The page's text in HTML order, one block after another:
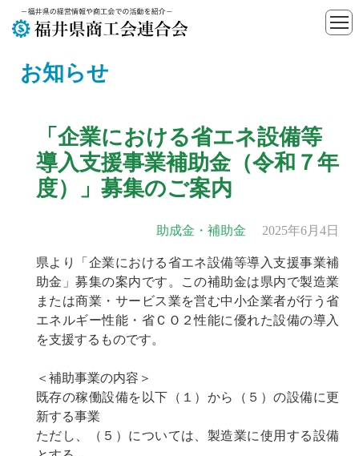
お知らせ
「企業における省エネ設備等
導入支援事業補助金（令和７年
度）」募集のご案内
助成金・補助金 2025年6月4日
県より「企業における省エネ設備等導入支援事業補
助金」募集の案内です。この補助金は県内で製造業
または商業・サービス業を営む中小企業者が行う省
エネルギー性能・省ＣＯ２性能に優れた設備の導入
を支援するものです。
＜補助事業の内容＞
既存の稼働設備を以下（１）から（５）の設備に更
新する事業
ただし、（５）については、製造業に使用する設備